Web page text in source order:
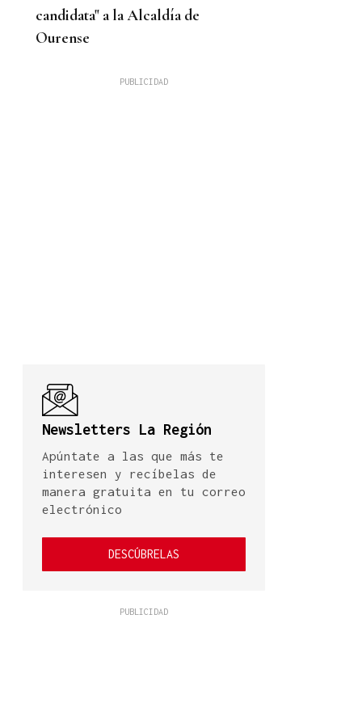
candidata" a la Alcaldía de
Ourense
Newsletters La Región
Apúntate a las que más te
interesen y recíbelas de
manera gratuita en tu correo
electrónico
DESCÚBRELAS